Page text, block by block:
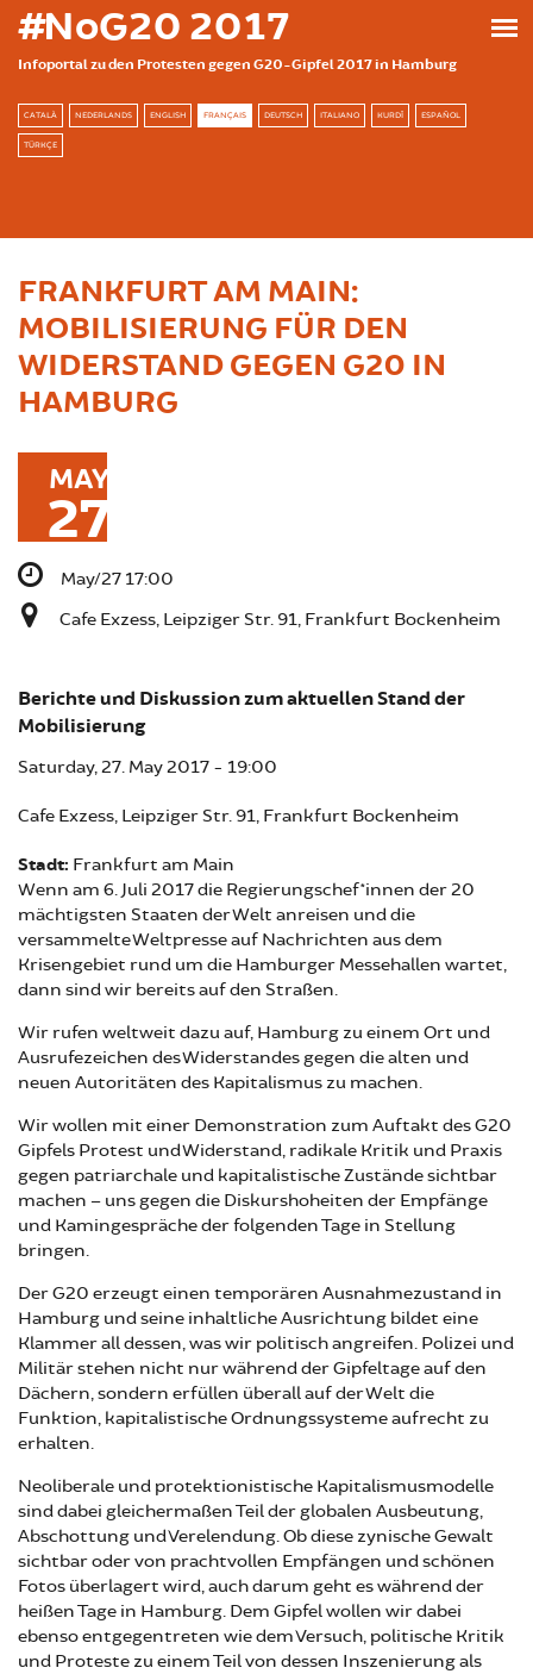
Skip to main content
#NoG20 2017
Infoportal zu den Protesten gegen G20-Gipfel 2017 in Hamburg
CATALÀ NEDERLANDS ENGLISH FRANÇAIS DEUTSCH ITALIANO KURDÎ ESPAÑOL
TÜRKÇE
FRANKFURT AM MAIN:
MOBILISIERUNG FÜR DEN
WIDERSTAND GEGEN G20 IN
HAMBURG
MAY
27
May/27 17:00
Cafe Exzess, Leipziger Str. 91, Frankfurt Bockenheim
Berichte und Diskussion zum aktuellen Stand der
Mobilisierung
Saturday, 27. May 2017 - 19:00
Cafe Exzess, Leipziger Str. 91, Frankfurt Bockenheim
Stadt: Frankfurt am Main
Wenn am 6. Juli 2017 die Regierungschef*innen der 20
mächtigsten Staaten der Welt anreisen und die
versammelte Weltpresse auf Nachrichten aus dem
Krisengebiet rund um die Hamburger Messehallen wartet,
dann sind wir bereits auf den Straßen.
Wir rufen weltweit dazu auf, Hamburg zu einem Ort und
Ausrufezeichen des Widerstandes gegen die alten und
neuen Autoritäten des Kapitalismus zu machen.
Wir wollen mit einer Demonstration zum Auftakt des G20
Gipfels Protest und Widerstand, radikale Kritik und Praxis
gegen patriarchale und kapitalistische Zustände sichtbar
machen – uns gegen die Diskurshoheiten der Empfänge
und Kamingespräche der folgenden Tage in Stellung
bringen.
Der G20 erzeugt einen temporären Ausnahmezustand in
Hamburg und seine inhaltliche Ausrichtung bildet eine
Klammer all dessen, was wir politisch angreifen. Polizei und
Militär stehen nicht nur während der Gipfeltage auf den
Dächern, sondern erfüllen überall auf der Welt die
Funktion, kapitalistische Ordnungssysteme aufrecht zu
erhalten.
Neoliberale und protektionistische Kapitalismusmodelle
sind dabei gleichermaßen Teil der globalen Ausbeutung,
Abschottung und Verelendung. Ob diese zynische Gewalt
sichtbar oder von prachtvollen Empfängen und schönen
Fotos überlagert wird, auch darum geht es während der
heißen Tage in Hamburg. Dem Gipfel wollen wir dabei
ebenso entgegentreten wie dem Versuch, politische Kritik
und Proteste zu einem Teil von dessen Inszenierung als